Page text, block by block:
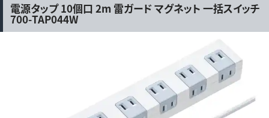
電源タップ 10個口 2m 雷ガード マグネット 一括スイッチ
700-TAP044W